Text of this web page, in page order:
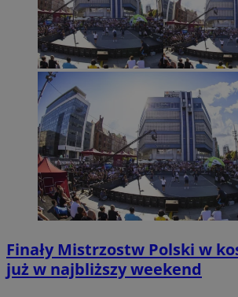
Finały Mistrzostw Polski w
już w najbliższy weekend